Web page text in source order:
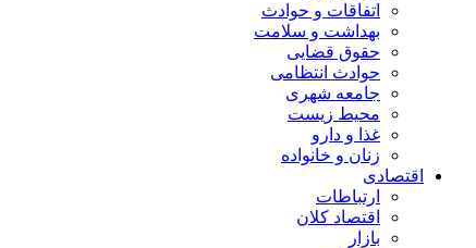
اتفاقات و حوادث
بهداشت و سلامت
حقوق قضایی
حوادث انتظامی
جامعه شهری
محیط زیست
غذا و دارو
زنان و خانواده
اقتصادی
ارتباطات
اقتصاد کلان
بازار